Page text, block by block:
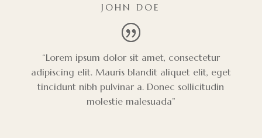
JOHN DOE
“Lorem ipsum dolor sit amet, consectetur
adipiscing elit. Mauris blandit aliquet elit, eget
tincidunt nibh pulvinar a. Donec sollicitudin
molestie malesuada”